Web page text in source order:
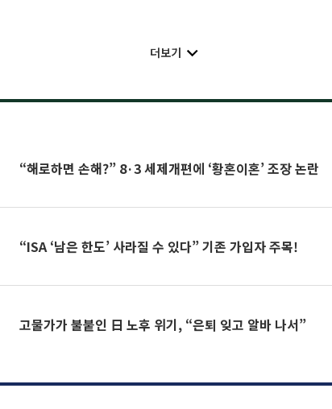
더보기
“해로하면 손해?” 8·3 세제개편에 ‘황혼이혼’ 조장 논란
“ISA ‘남은 한도’ 사라질 수 있다” 기존 가입자 주목!
고물가가 불붙인 日 노후 위기, “은퇴 잊고 알바 나서”